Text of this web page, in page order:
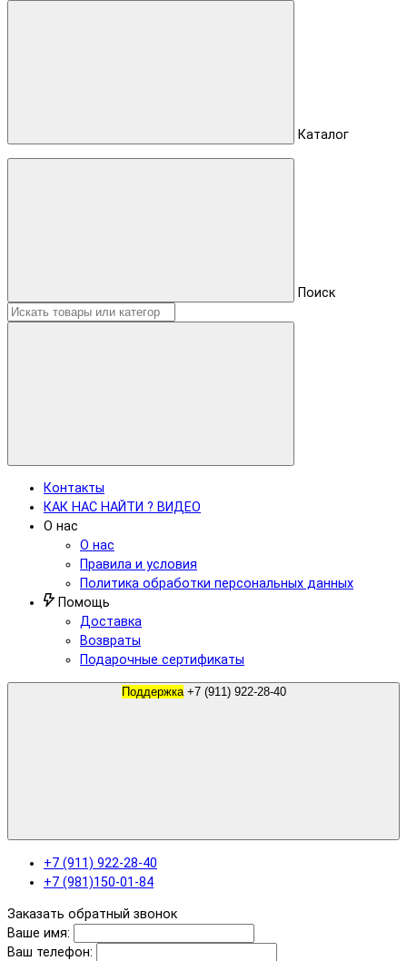
Каталог
Поиск
Контакты
КАК НАС НАЙТИ ? ВИДЕО
О нас
О нас
Правила и условия
Политика обработки персональных данных
Помощь
Доставка
Возвраты
Подарочные сертификаты
Поддержка +7 (911) 922-28-40
+7 (911) 922-28-40
+7 (981)150-01-84
Заказать обратный звонок
Ваше имя:
Ваш телефон: